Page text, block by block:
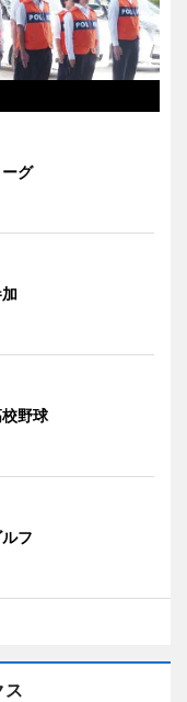
グ
野球
フ
ス